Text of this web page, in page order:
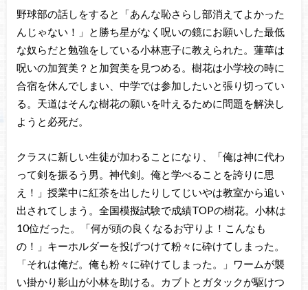
野球部の話しをすると「あんな恥さらし部消えてよかった
んじゃない！」と勝ち星がなく呪いの鏡にお願いした最低
な奴らだと勉強をしている小林恵子に教えられた。蓮華は
呪いの加賀美？と加賀美を見つめる。樹花は小学校の時に
合宿を休んでしまい、中学では参加したいと張り切ってい
る。天道はそんな樹花の願いを叶えるために問題を解決し
ようと必死だ。
クラスに新しい生徒が加わることになり、「俺は神に代わ
って剣を振るう男。神代剣。俺と学べることを誇りに思
え！」授業中に紅茶を出したりしてじいやは教室から追い
出されてしまう。全国模擬試験で成績TOPの樹花。小林は
10位だった。「何が頭の良くなるお守りよ！こんなも
の！」キーホルダーを投げつけて粉々に砕けてしまった。
「それは俺だ。俺も粉々に砕けてしまった。」ワームが襲
い掛かり影山が小林を助ける。カブトとガタックが駆けつ